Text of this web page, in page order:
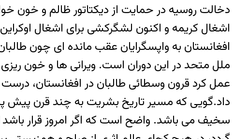
دخالت روسیه در حمایت از دیکتاتور ظالم و خون
اشغال کریمه و اکنون لشگرکشی برای اشغال
افغانستان به واپسگرایان عقب مانده ای چون
ملل متحد در این دوران است. ویرانی ها و خون
عمل کرد قرون وسطائی طالبان در افغانستان،
داد.گویی که مسیر تاریخ بشریت به چند قرن
سخیف می باشد. واضح است که اگر امروز قرار